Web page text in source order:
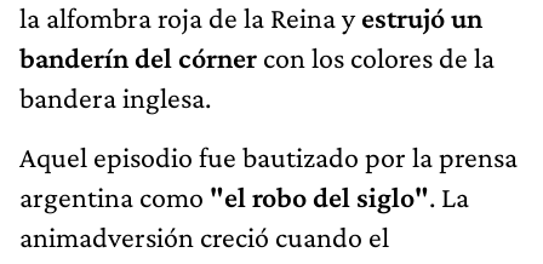
la alfombra roja de la Reina yestrujó un
banderín del córner con los colores de la
bandera inglesa.
Aquel episodio fue bautizado por la prensa
argentina como "el robo del siglo". La
animadversión creció cuando el